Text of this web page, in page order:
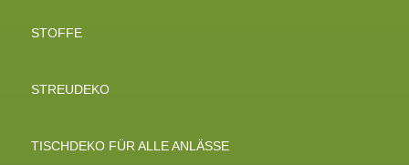
STOFFE
STREUDEKO
TISCHDEKO FÜR ALLE ANLÄSSE